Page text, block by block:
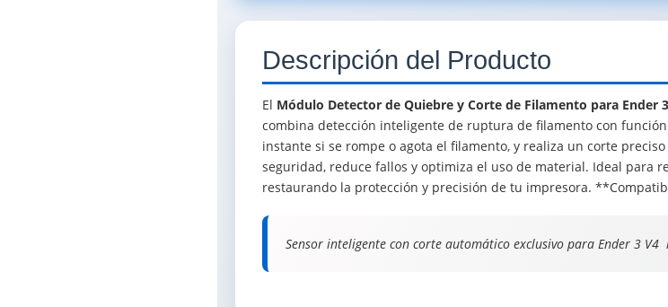
Descripción del Producto
El Módulo Detector de Quiebre y Corte de Filamento para Ender
combina detección inteligente de ruptura de filamento con
instante si se rompe o agota el filamento, y realiza un corte
seguridad, reduce fallos y optimiza el uso de material. Ideal para
restaurando la protección y precisión de tu impresora.
Sensor inteligente con corte automático exclusivo para Ender 3 V4